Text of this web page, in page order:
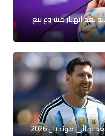
بعد انهيار مشروع بيع
مونديال 2026